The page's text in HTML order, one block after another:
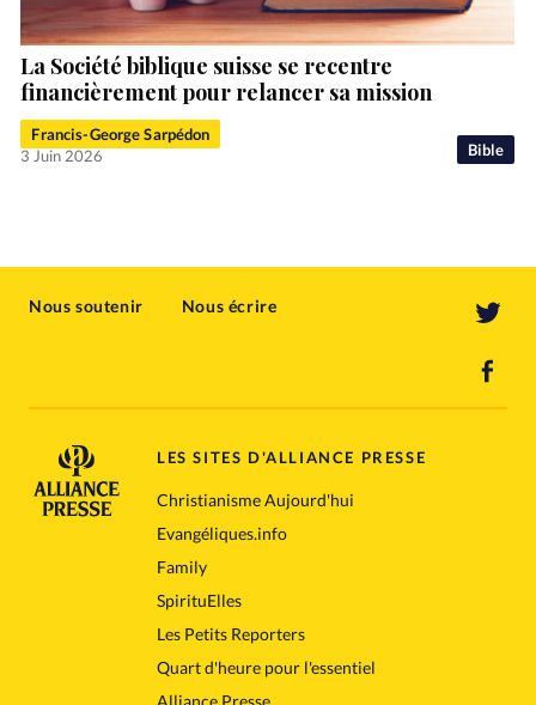
Bible
La Société biblique suisse se recentre
financièrement pour relancer sa mission
Francis-George Sarpédon
3 Juin 2026
Nous soutenir Nous écrire
LES SITES D'ALLIANCE PRESSE
Christianisme Aujourd'hui
Evangéliques.info
Family
SpirituElles
Les Petits Reporters
Quart d'heure pour l'essentiel